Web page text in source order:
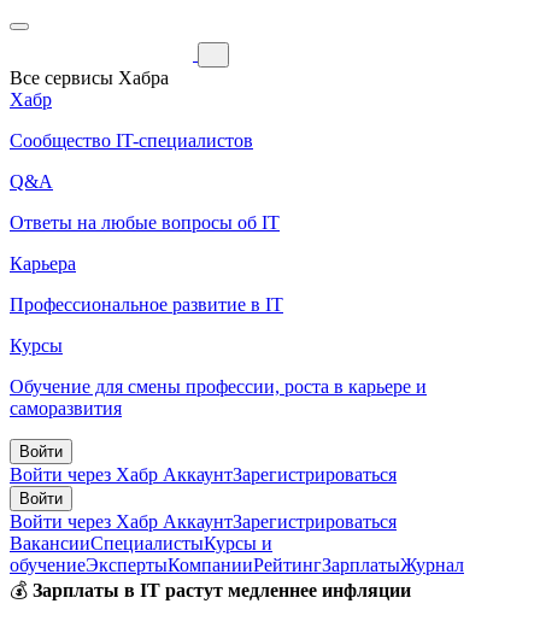
Все сервисы Хабра
Хабр
Сообщество IT-специалистов
Q&A
Ответы на любые вопросы об IT
Карьера
Профессиональное развитие в IT
Курсы
Обучение для смены профессии, роста в карьере и
саморазвития
Войти
Войти через Хабр АккаунтЗарегистрироваться
Войти
Войти через Хабр АккаунтЗарегистрироваться
ВакансииСпециалистыКурсы и
обучениеЭкспертыКомпанииРейтингЗарплатыЖурнал
💰 Зарплаты в IT растут медленнее инфляции